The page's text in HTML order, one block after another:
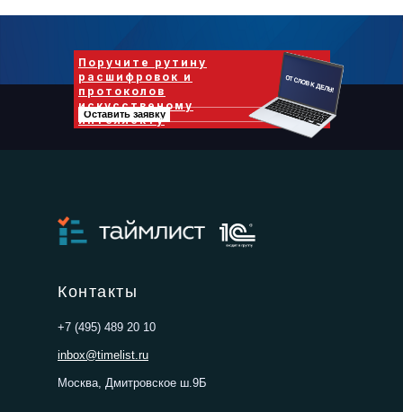
Оставить заявку
Поручите рутину
расшифровок и
протоколов
искусственому
интеллекту
+7 (495) 489 20 10
inbox@timelist.ru
Москва, Дмитровское ш.9Б
Контакты